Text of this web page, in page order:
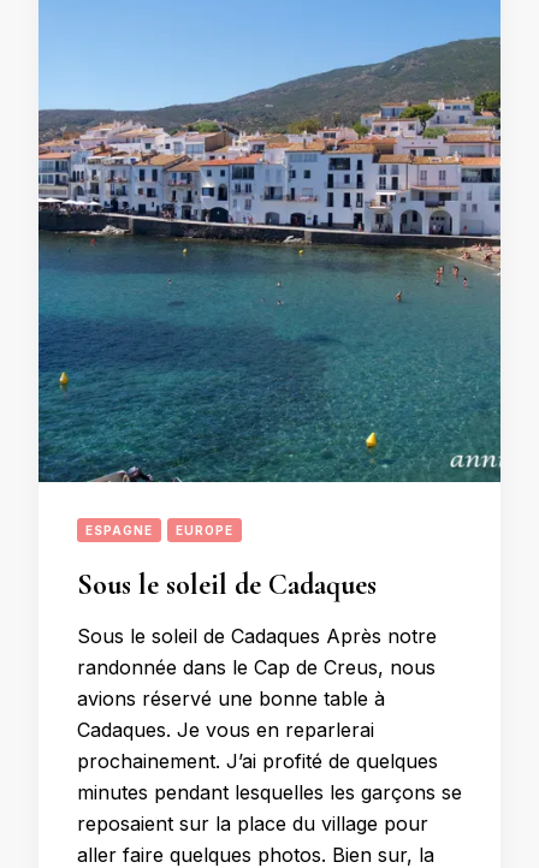
ESPAGNE EUROPE
Sous le soleil de Cadaques
Sous le soleil de Cadaques Après notre
randonnée dans le Cap de Creus, nous
avions réservé une bonne table à
Cadaques. Je vous en reparlerai
prochainement. J’ai profité de quelques
minutes pendant lesquelles les garçons se
reposaient sur la place du village pour
aller faire quelques photos. Bien sur, la